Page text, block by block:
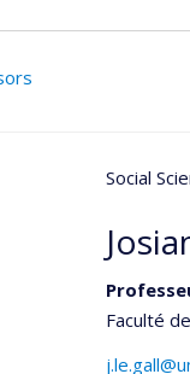
Social
Faculté